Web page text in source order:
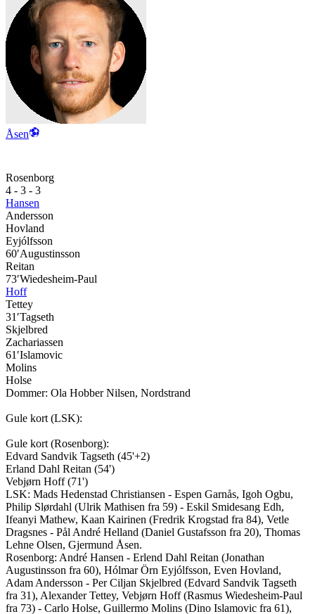
Åsen
Rosenborg
4 - 3 - 3
Hansen
Andersson
Hovland
Eyjólfsson
60′Augustinsson
Reitan
73′Wiedesheim-Paul
Hoff
Tettey
31′Tagseth
Skjelbred
Zachariassen
61′Islamovic
Molins
Holse
Dommer: Ola Hobber Nilsen, Nordstrand
Gule kort (LSK):
Gule kort (Rosenborg):
Edvard Sandvik Tagseth (45'+2)
Erland Dahl Reitan (54')
Vebjørn Hoff(71')
LSK: Mads Hedenstad Christiansen - Espen Garnås, Igoh Ogbu,
Philip Slørdahl (Ulrik Mathisen fra 59) - Eskil Smidesang Edh,
Ifeanyi Mathew, Kaan Kairinen (Fredrik Krogstad fra 84), Vetle
Dragsnes - Pål André Helland (Daniel Gustafsson fra 20), Thomas
Lehne Olsen, Gjermund Åsen.
Rosenborg: André Hansen - Erlend Dahl Reitan (Jonathan
Augustinsson fra 60), Hólmar Örn Eyjólfsson, Even Hovland,
Adam Andersson - Per Ciljan Skjelbred (Edvard Sandvik Tagseth
fra 31), Alexander Tettey, Vebjørn Hoff (Rasmus Wiedesheim-Paul
fra 73) - Carlo Holse, Guillermo Molins (Dino Islamovic fra 61),